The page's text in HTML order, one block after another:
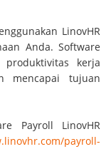
LinovHR
Anda. Software
kerja
mencapai tujuan
Payroll LinovHR
payroll-